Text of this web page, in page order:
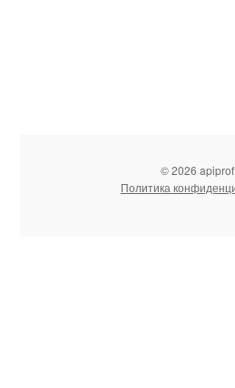
© 2026
Политика